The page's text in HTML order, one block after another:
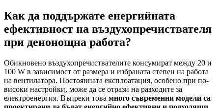
Как да поддържате енергийната
ефективност на въздухопречиствателя
при денонощна работа?
Обикновено въздухопречиствателите консумират между 20 и
100 W в зависимост от размера и избраната степен на работа
на вентилатора. Постоянната експлоатация, особено при по-
високи настройки, може да се отрази на разходите за
електроенергия. Въпреки това много съвременни модели са